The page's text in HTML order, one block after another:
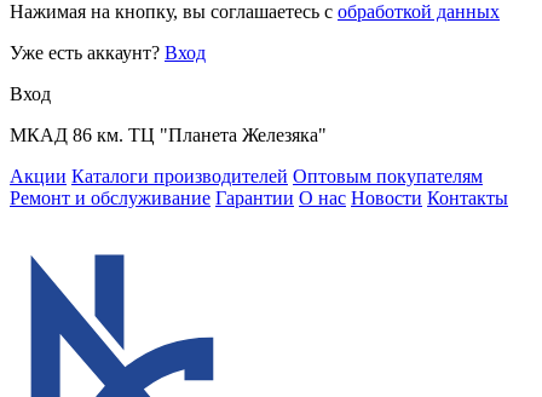
Нажимая на кнопку, вы соглашаетесь с обработкой данных
Уже есть аккаунт? Вход
Вход
МКАД 86 км. ТЦ "Планета Железяка"
Акции Каталоги производителей Оптовым покупателям
Ремонт и обслуживание Гарантии О нас Новости Контакты